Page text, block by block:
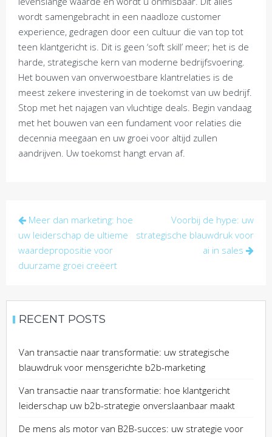
wordt samengebracht in een naadloze customer
experience, gedragen door een cultuur die van top tot
teen klantgericht is. Dit is geen ‘soft skill’ meer; het is de
harde, strategische kern van moderne bedrijfsvoering.
Het bouwen van onverwoestbare klantrelaties is de
meest zekere investering in de toekomst van uw bedrijf.
Stop met het najagen van vluchtige deals. Begin vandaag
met het bouwen van een fundament voor relaties die
decennia meegaan en uw groei voor altijd zullen
aandrijven. Uw toekomst hangt ervan af.
Post
navigation
Meer dan marketing: hoe
uw leiderschap de ultieme
waardepropositie voor
duurzame groei creëert
Voorbij de hype: uw
strategische blauwdruk voor
ai in sales
RECENT POSTS
Van transactie naar transformatie: uw strategische
blauwdruk voor mensgerichte b2b-marketing
Van transactie naar transformatie: hoe klantgericht
leiderschap uw b2b-strategie onverslaanbaar maakt
De mens als motor van B2B-succes: uw strategie voor